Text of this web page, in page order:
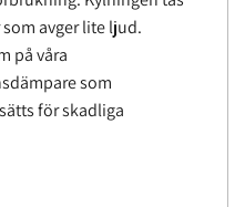
avger lite ljud.
på våra
som
för skadliga